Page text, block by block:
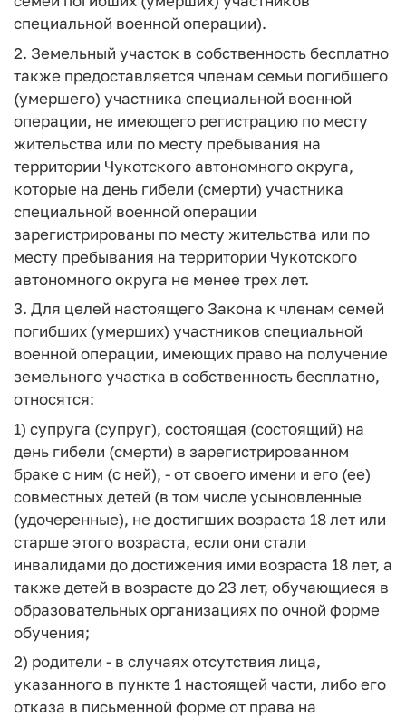
специальной военной операции).
2. Земельный участок в собственность бесплатно
также предоставляется членам семьи погибшего
(умершего) участника специальной военной
операции, не имеющего регистрацию по месту
жительства или по месту пребывания на
территории Чукотского автономного округа,
которые на день гибели (смерти) участника
специальной военной операции
зарегистрированы по месту жительства или по
месту пребывания на территории Чукотского
автономного округа не менее трех лет.
3. Для целей настоящего Закона к членам семей
погибших (умерших) участников специальной
военной операции, имеющих право на получение
земельного участка в собственность бесплатно,
относятся:
1) супруга (супруг), состоящая (состоящий) на
день гибели (смерти) в зарегистрированном
браке с ним (с ней), - от своего имени и его (ее)
совместных детей (в том числе усыновленные
(удочеренные), не достигших возраста 18 лет или
старше этого возраста, если они стали
инвалидами до достижения ими возраста 18 лет, а
также детей в возрасте до 23 лет, обучающиеся в
образовательных организациях по очной форме
обучения;
2) родители - в случаях отсутствия лица,
указанного в пункте 1 настоящей части, либо его
отказа в письменной форме от права на